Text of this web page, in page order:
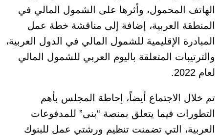
الهاتف المحمول، وأثرها على الشمول المالي في
المنطقة العربية، إضافة إلى مناقشة خطة عمل
المبادرة الإقليمية للشمول المالي في الدول العربية،
والترتيبات المتعلقة باليوم العربي للشمول المالي
لعام 2022.
تم خلال الاجتماع أيضاً، إحاطة المجلس بأهم
التطورات فيما يتعلق بمنصة “بنى” للمدفوعات
العربية، التي تضمنت تنظيم ورشتي عمل للبنوك